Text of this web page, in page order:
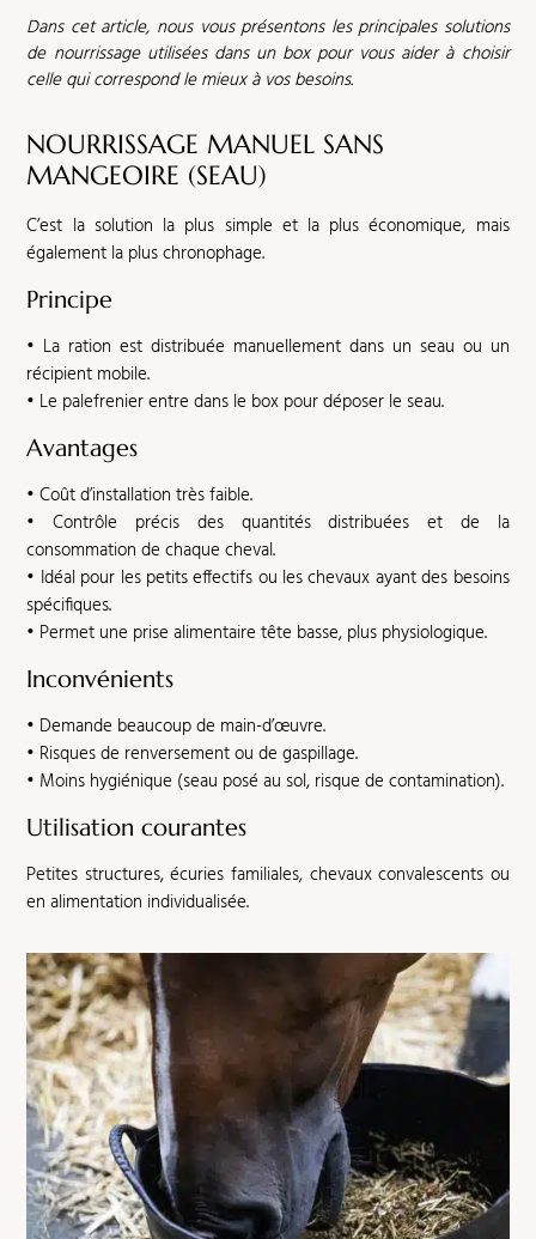
Dans cet article, nous vous présentons les principales solutions
de nourrissage utilisées dans un box pour vous aider à choisir
celle qui correspond le mieux à vos besoins.
NOURRISSAGE MANUEL SANS
MANGEOIRE (SEAU)
C’est la solution la plus simple et la plus économique, mais
également la plus chronophage.
Principe
• La ration est distribuée manuellement dans un seau ou un
récipient mobile.
• Le palefrenier entre dans le box pour déposer le seau.
Avantages
• Coût d’installation très faible.
• Contrôle précis des quantités distribuées et de la
consommation de chaque cheval.
• Idéal pour les petits effectifs ou les chevaux ayant des besoins
spécifiques.
• Permet une prise alimentaire tête basse, plus physiologique.
Inconvénients
• Demande beaucoup de main-d’œuvre.
• Risques de renversement ou de gaspillage.
• Moins hygiénique (seau posé au sol, risque de contamination).
Utilisation courantes
Petites structures, écuries familiales, chevaux convalescents ou
en alimentation individualisée.